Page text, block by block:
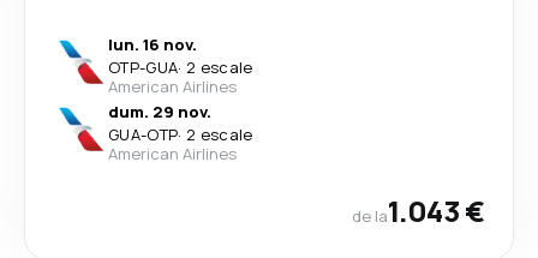
lun. 16 nov.
OTP-GUA· 2 escale
American Airlines
dum. 29 nov.
GUA-OTP· 2 escale
American Airlines
de la1.043 €